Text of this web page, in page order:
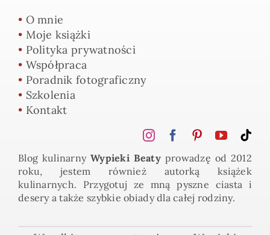
• O mnie
• Moje książki
• Polityka prywatności
• Współpraca
• Poradnik fotograficzny
• Szkolenia
• Kontakt
Blog kulinarny Wypieki Beaty prowadzę od 2012
roku, jestem również autorką książek
kulinarnych. Przygotuj ze mną pyszne ciasta i
desery a także szybkie obiady dla całej rodziny.